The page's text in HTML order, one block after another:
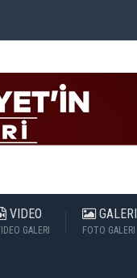
VIDEO
GALERI
GALERI
FOTO GALERI